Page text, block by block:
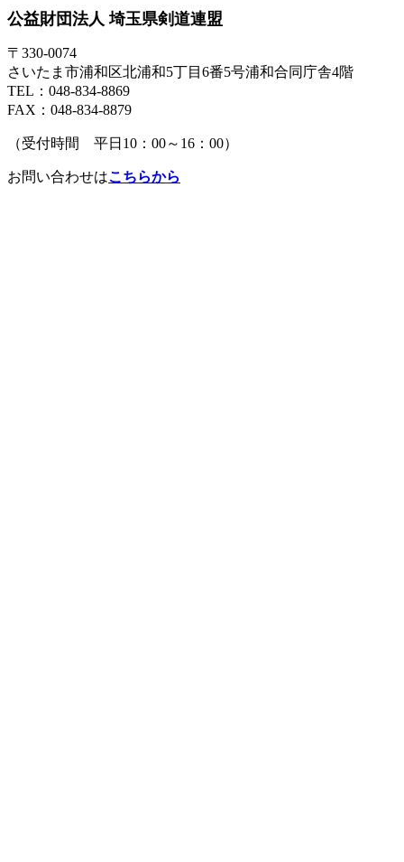
公益財団法人 埼玉県剣道連盟
〒330-0074
さいたま市浦和区北浦和5丁目6番5号浦和合同庁舎4階
TEL：048-834-8869
FAX：048-834-8879
（受付時間 平日10：00～16：00）
お問い合わせはこちらから